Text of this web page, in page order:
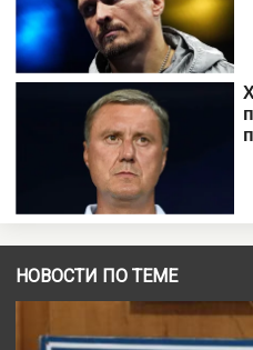
НОВОСТИ ПО ТЕМЕ